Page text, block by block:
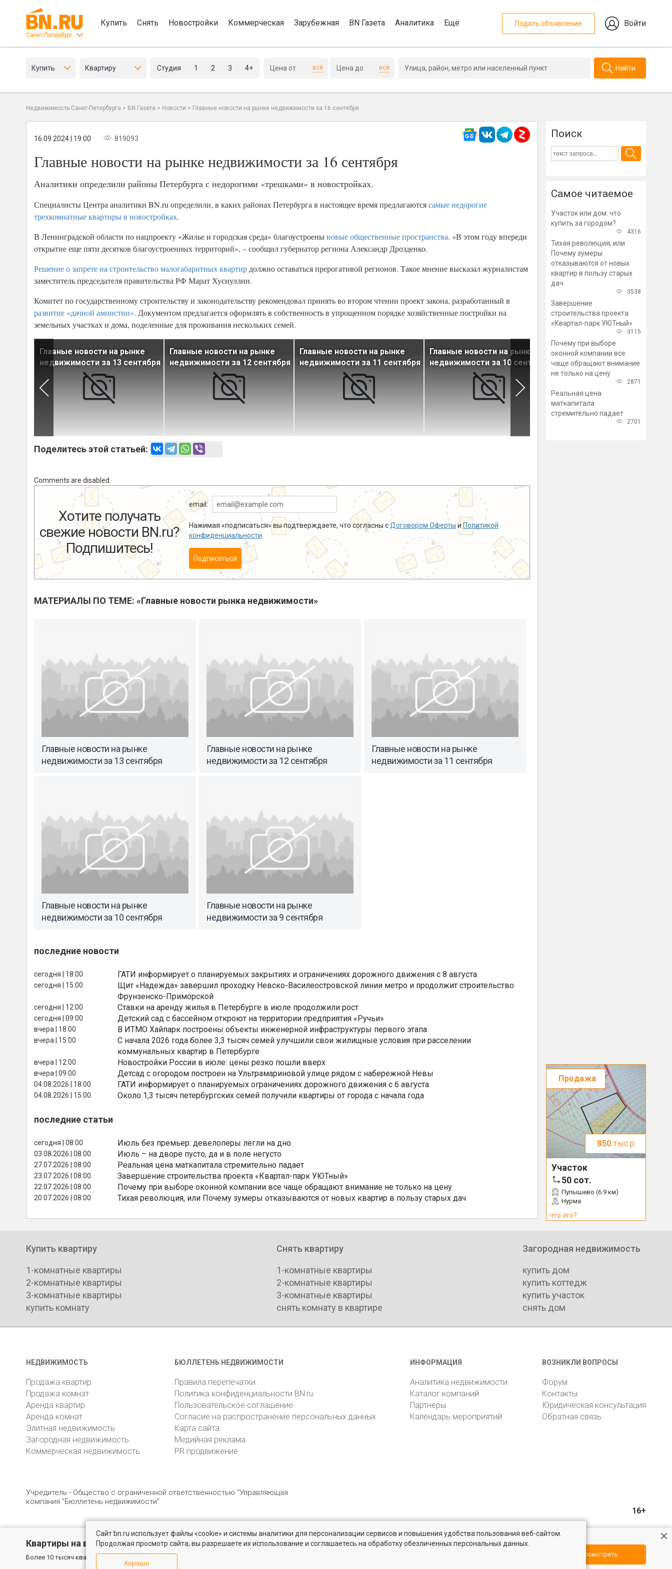
Санкт-Петербург
Купить Снять Новостройки Коммерческая Зарубежная BN Газета Аналитика Ещё Подать объявление Войти
Купить Квартиру Студия 1 2 3 4+ всё всё Найти
Недвижимость Санкт-Петербурга > BN Газета > Новости > Главные новости на рынке недвижимости за 16 сентября
16.09.2024 | 19:00 819093
Главные новости на рынке недвижимости за 16 сентября
Аналитики определили районы Петербурга с недорогими «трешками» в новостройках.
Специалисты Центра аналитики BN.ru определили, в каких районах Петербурга в настоящее время предлагаютсясамые недорогие
трехкомнатные квартиры в новостройках.
В Ленинградской области по нацпроекту «Жилье и городская среда» благоустроеныновые общественные пространства. «В этом году впереди
открытие еще пяти десятков благоустроенных территорий», – сообщил губернатор региона Александр Дрозденко.
Решение о запрете на строительство малогабаритных квартир должно оставаться прерогативой регионов. Такое мнение высказал журналистам
заместитель председателя правительства РФ Марат Хуснуллин.
Комитет по государственному строительству и законодательству рекомендовал принять во втором чтении проект закона, разработанный в
развитие «дачной амнистии». Документом предлагается оформлять в собственность в упрощенном порядке хозяйственные постройки на
земельных участках и дома, поделенные для проживания нескольких семей.
Главные новости на рынке
недвижимости за 13 сентября
Главные новости на рынке
недвижимости за 12 сентября
Главные новости на рынке
недвижимости за 11 сентября
Главные новости на рынке
недвижимости за 10 сентября
Главные новости на рынке
недвижимости за 9
Квартиры на вторичном рынке
Более 10 тысяч квартир в Санкт-Петербурге и области от собственников и агентств недвижимости Посмотреть
Поделитесь этой статьей:
Comments are disabled
Хотите получать
свежие новости BN.ru?
Подпишитесь!
email:
Нажимая «подписаться» вы подтверждаете, что согласны с Договором Оферты и Политикой
конфиденциальности
Подписаться
МАТЕРИАЛЫ ПО ТЕМЕ: «Главные новости рынка недвижимости»
Главные новости на рынке
недвижимости за 13 сентября
Главные новости на рынке
недвижимости за 12 сентября
Главные новости на рынке
недвижимости за 11 сентября
Главные новости на рынке
недвижимости за 10 сентября
Главные новости на рынке
недвижимости за 9 сентября
последние новости
сегодня | 18:00 ГАТИ информирует о планируемых закрытиях и ограничениях дорожного движения с 8 августа
сегодня | 15:00
Щит «Надежда» завершил проходку Невско-Василеостровской линии метро и продолжит строительство
Фрунзенско-Приморской
сегодня | 12:00 Ставки на аренду жилья в Петербурге в июле продолжили рост
сегодня | 09:00 Детский сад с бассейном откроют на территории предприятия «Ручьи»
вчера | 18:00 В ИТМО Хайпарк построены объекты инженерной инфраструктуры первого этапа
вчера | 15:00
С начала 2026 года более 3,3 тысяч семей улучшили свои жилищные условия при расселении
коммунальных квартир в Петербурге
вчера | 12:00 Новостройки России в июле: цены резко пошли вверх
вчера | 09:00 Детсад с огородом построен на Ультрамариновой улице рядом с набережной Невы
04.08.2026 | 18:00 ГАТИ информирует о планируемых ограничениях дорожного движения с 6 августа
04.08.2026 | 15:00 Около 1,3 тысяч петербургских семей получили квартиры от города с начала года
последние статьи
сегодня | 08:00 Июль без премьер: девелоперы легли на дно
03.08.2026 | 08:00 Июль – на дворе пусто, да и в поле негусто
27.07.2026 | 08:00 Реальная цена маткапитала стремительно падает
23.07.2026 | 08:00 Завершение строительства проекта «Квартал-парк УЮТный»
22.07.2026 | 08:00 Почему при выборе оконной компании все чаще обращают внимание не только на цену
20.07.2026 | 08:00 Тихая революция, или Почему зумеры отказываются от новых квартир в пользу старых дач
Поиск
Самое читаемое
Участок или дом: что
купить за городом?
4316
Тихая революция, или
Почему зумеры
отказываются от новых
квартир в пользу старых
дач
3538
Завершение
строительства проекта
«Квартал-парк УЮТный»
3115
Почему при выборе
оконной компании все
чаще обращают внимание
не только на цену
2871
Реальная цена
маткапитала
стремительно падает
2701
Продажа
850 тыс.р.
Участок
50 сот.
Пупышево (6.9 км)
Нурма
что это?
Купить квартиру
1-комнатные квартиры
2-комнатные квартиры
3-комнатные квартиры
купить комнату
Снять квартиру
1-комнатные квартиры
2-комнатные квартиры
3-комнатные квартиры
снять комнату в квартире
Загородная недвижимость
купить дом
купить коттедж
купить участок
снять дом
НЕДВИЖИМОСТЬ
Продажа квартир
Продажа комнат
Аренда квартир
Аренда комнат
Элитная недвижимость
Загородная недвижимость
Коммерческая недвижимость
БЮЛЛЕТЕНЬ НЕДВИЖИМОСТИ
Правила перепечатки
Политика конфиденциальности BN.ru
Пользовательское соглашение
Согласие на распространение персональных данных
Карта сайта
Медийная реклама
PR продвижение
ИНФОРМАЦИЯ
Аналитика недвижимости
Каталог компаний
Партнеры
Календарь мероприятий
ВОЗНИКЛИ ВОПРОСЫ
Форум
Контакты
Юридическая консультация
Обратная связь
Учредитель - Общество с ограниченной ответственностью "Управляющая
компания "Бюллетень недвижимости"
16+
© 2005 – 2026, ООО «УК «БН» 8 (812) 331-93-56 196105, Санкт-Петербург, пр. Юрия Гагарина, 1 reklama@bn.ru
Сайт bn.ru использует файлы «cookie» и системы аналитики для персонализации сервисов и повышения удобства пользования веб-сайтом.
Продолжая просмотр сайта, вы разрешаете их использование и соглашаетесь на обработку обезличенных персональных данных.
Хорошо